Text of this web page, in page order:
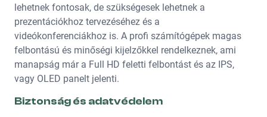
lehetnek fontosak, de szükségesek lehetnek a
prezentációkhoz tervezéséhez és a
videókonferenciákhoz is. A profi számítógépek magas
felbontású és minőségi kijelzőkkel rendelkeznek, ami
manapság már a Full HD feletti felbontást és az IPS,
vagy OLED panelt jelenti.
Biztonság és adatvédelem